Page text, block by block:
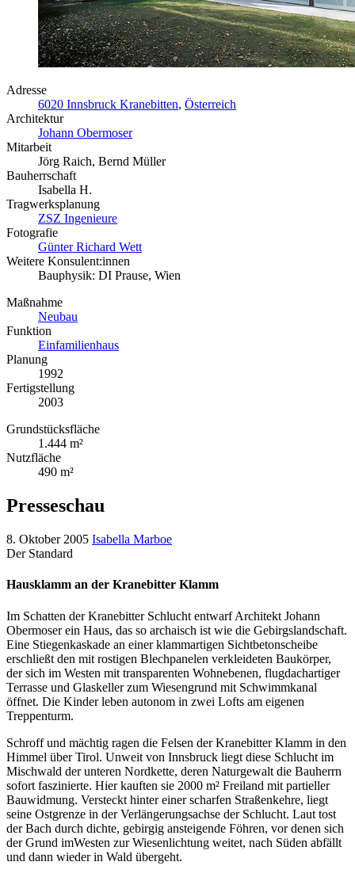
Adresse
6020 Innsbruck Kranebitten, Österreich
Architektur
Johann Obermoser
Mitarbeit
Jörg Raich, Bernd Müller
Bauherrschaft
Isabella H.
Tragwerksplanung
ZSZ Ingenieure
Fotografie
Günter Richard Wett
Weitere Konsulent:innen
Bauphysik: DI Prause, Wien
Maßnahme
Neubau
Funktion
Einfamilienhaus
Planung
1992
Fertigstellung
2003
Grundstücksfläche
1.444 m²
Nutzfläche
490 m²
Presseschau
8. Oktober 2005 Isabella Marboe
Der Standard
Hausklamm an der Kranebitter Klamm
Im Schatten der Kranebitter Schlucht entwarf Architekt Johann
Obermoser ein Haus, das so archaisch ist wie die Gebirgslandschaft.
Eine Stiegenkaskade an einer klammartigen Sichtbetonscheibe
erschließt den mit rostigen Blechpanelen verkleideten Baukörper,
der sich im Westen mit transparenten Wohnebenen, flugdachartiger
Terrasse und Glaskeller zum Wiesengrund mit Schwimmkanal
öffnet. Die Kinder leben autonom in zwei Lofts am eigenen
Treppenturm.
Schroff und mächtig ragen die Felsen der Kranebitter Klamm in den
Himmel über Tirol. Unweit von Innsbruck liegt diese Schlucht im
Mischwald der unteren Nordkette, deren Naturgewalt die Bauherrn
sofort faszinierte. Hier kauften sie 2000 m² Freiland mit partieller
Bauwidmung. Versteckt hinter einer scharfen Straßenkehre, liegt
seine Ostgrenze in der Verlängerungsachse der Schlucht. Laut tost
der Bach durch dichte, gebirgig ansteigende Föhren, vor denen sich
der Grund imWesten zur Wiesenlichtung weitet, nach Süden abfällt
und dann wieder in Wald übergeht.